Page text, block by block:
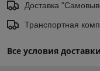
Доставка
Транспортная
Все условия доставки